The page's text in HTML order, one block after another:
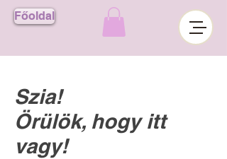
Főoldal
Szia!
Örülök, hogy itt
vagy!